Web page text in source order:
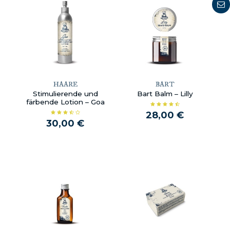
HAARE
Stimulierende und
färbende Lotion – Goa
30,00 €
BART
Bart Balm – Lilly
28,00 €